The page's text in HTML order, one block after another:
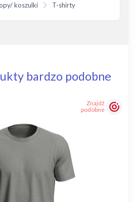
koszulki T-shirty
bardzo podobne
Znajdź
podobne